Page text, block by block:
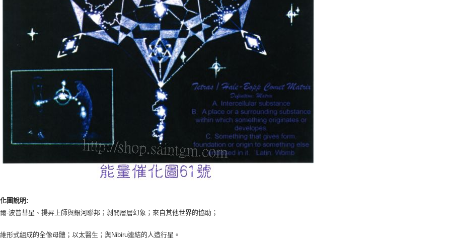
圖說明:
-波普彗星、揚昇上師與銀河聯邦；剝開層層幻象；來自其他世界的協助；
形式組成的全像母體；以太醫生；與Nibiru連結的人造行星。